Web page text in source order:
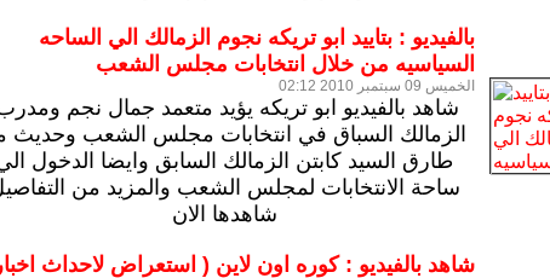
بالفيديو : بتاييد ابو تريكه نجوم الزمالك الي الساحه
السياسيه من خلال انتخابات مجلس الشعب
الخميس 09 سبتمبر 2010 02:12
شاهد بالفيديو ابو تريكه يؤيد متعمد جمال نجم
الزمالك السباق في انتخابات مجلس الشعب وحديث
طارق السيد كابتن الزمالك السابق وايضا الدخول
ساحة الانتخابات لمجلس الشعب والمزيد من
شاهدها الان
شاهد بالفيديو : كوره اون لاين ( استعراض لاحداث اخبار